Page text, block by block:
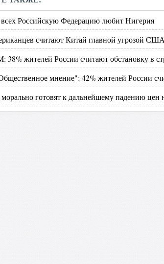
Российскую Федерацию любит Нигерия
считают Китай главной угрозой
жителей России считают обстановку в
мнение": 42% жителей России
готовят к дальнейшему падению цен